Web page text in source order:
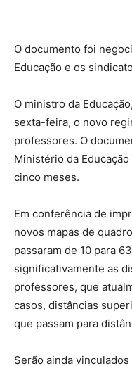
O documento foi
Educação e os
O ministro da
sexta-feira, o novo
professores. O
Ministério da
cinco meses.
Em conferência de
novos mapas de
passaram de 10 para
significativamente as
professores, que
casos, distâncias
que passam para
Serão ainda